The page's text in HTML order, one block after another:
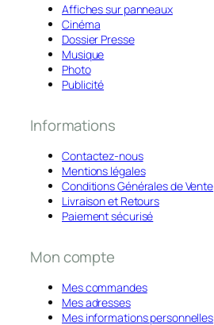
Affiches sur panneaux
Cinéma
Dossier Presse
Musique
Photo
Publicité
Informations
Contactez-nous
Mentions légales
Conditions Générales de Vente
Livraison et Retours
Paiement sécurisé
Mon compte
Mes commandes
Mes adresses
Mes informations personnelles